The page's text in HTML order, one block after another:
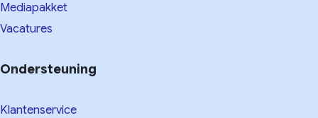
Mediapakket
Vacatures
Ondersteuning
Klantenservice